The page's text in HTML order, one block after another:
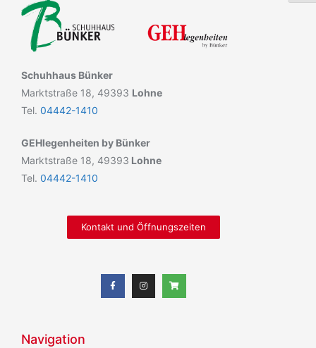
Schuhhaus Bünker
Marktstraße 18, 49393 Lohne
Tel. 04442-1410
GEHlegenheiten by Bünker
Marktstraße 18, 49393 Lohne
Tel. 04442-1410
Kontakt und Öffnungszeiten
Navigation